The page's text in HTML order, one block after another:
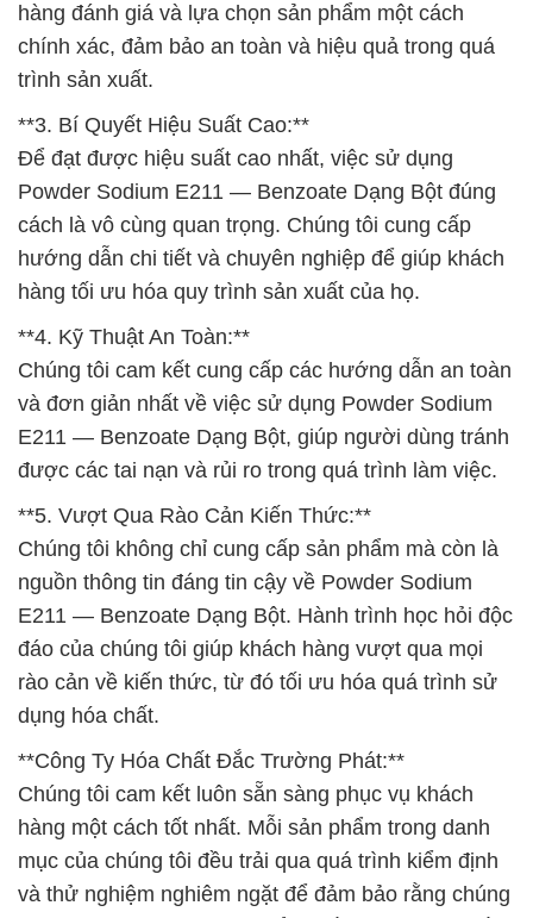
hàng đánh giá và lựa chọn sản phẩm một cách
chính xác, đảm bảo an toàn và hiệu quả trong quá
trình sản xuất.
**3. Bí Quyết Hiệu Suất Cao:**
Để đạt được hiệu suất cao nhất, việc sử dụng
Powder Sodium E211 — Benzoate Dạng Bột đúng
cách là vô cùng quan trọng. Chúng tôi cung cấp
hướng dẫn chi tiết và chuyên nghiệp để giúp khách
hàng tối ưu hóa quy trình sản xuất của họ.
**4. Kỹ Thuật An Toàn:**
Chúng tôi cam kết cung cấp các hướng dẫn an toàn
và đơn giản nhất về việc sử dụng Powder Sodium
E211 — Benzoate Dạng Bột, giúp người dùng tránh
được các tai nạn và rủi ro trong quá trình làm việc.
**5. Vượt Qua Rào Cản Kiến Thức:**
Chúng tôi không chỉ cung cấp sản phẩm mà còn là
nguồn thông tin đáng tin cậy về Powder Sodium
E211 — Benzoate Dạng Bột. Hành trình học hỏi độc
đáo của chúng tôi giúp khách hàng vượt qua mọi
rào cản về kiến thức, từ đó tối ưu hóa quá trình sử
dụng hóa chất.
**Công Ty Hóa Chất Đắc Trường Phát:**
Chúng tôi cam kết luôn sẵn sàng phục vụ khách
hàng một cách tốt nhất. Mỗi sản phẩm trong danh
mục của chúng tôi đều trải qua quá trình kiểm định
và thử nghiệm nghiêm ngặt để đảm bảo rằng chúng